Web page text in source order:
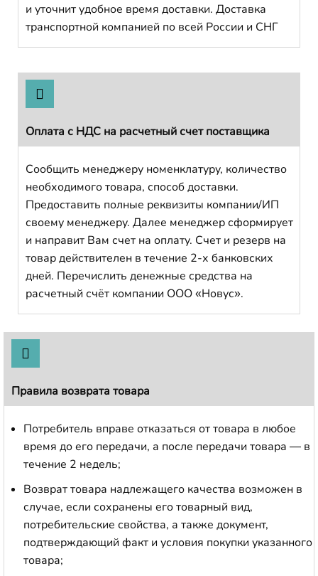
и уточнит удобное время доставки. Доставка
транспортной компанией по всей России и СНГ
Оплата с НДС на расчетный счет поставщика
Сообщить менеджеру номенклатуру, количество
необходимого товара, способ доставки.
Предоставить полные реквизиты компании/ИП
своему менеджеру. Далее менеджер сформирует
и направит Вам счет на оплату. Счет и резерв на
товар действителен в течение 2-х банковских
дней. Перечислить денежные средства на
расчетный счёт компании ООО «Новус».
Правила возврата товара
Потребитель вправе отказаться от товара в любое
время до его передачи, а после передачи товара — в
течение 2 недель;
Возврат товара надлежащего качества возможен в
случае, если сохранены его товарный вид,
потребительские свойства, а также документ,
подтверждающий факт и условия покупки указанного
товара;